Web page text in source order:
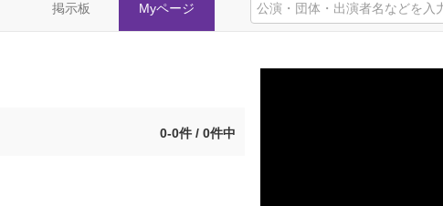
掲示板 Myページ
0-0件 / 0件中